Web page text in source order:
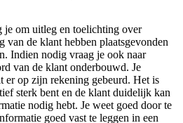
je om uitleg en toelichting over
van de klant hebben plaatsgevonden
Indien nodig vraag je ook naar
van de klant onderbouwd. Je
er op zijn rekening gebeurd. Het is
sterk bent en de klant duidelijk kan
nodig hebt. Je weet goed door te
goed vast te leggen in een